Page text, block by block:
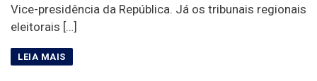
Vice-presidência da República. Já os tribunais regionais
eleitorais […]